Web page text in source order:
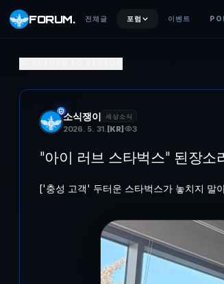
FORUM. 전체글 포럼 이벤트
소식쟁이 세상소식
2026. 5. 31. [KR] 3
"아이 러브 스타벅스" 된장
['충성 고객' 두터운 스타벅스가 놓치지 말